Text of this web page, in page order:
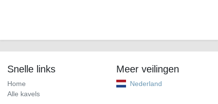
Snelle links
Home
Alle kavels
Meer veilingen
Nederland